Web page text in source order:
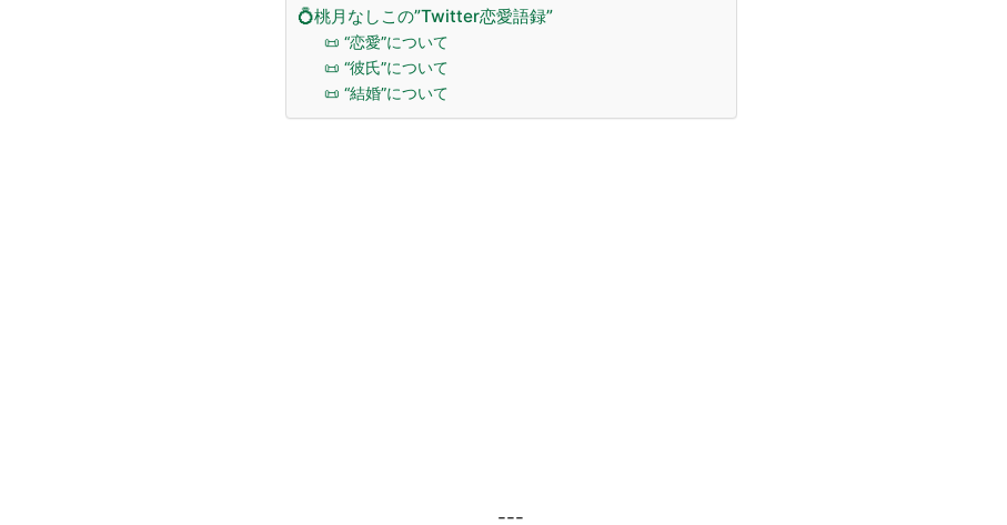
💍桃月なしこの”Twitter恋愛語録”
📜 “恋愛”について
📜 “彼氏”について
📜 “結婚”について
---